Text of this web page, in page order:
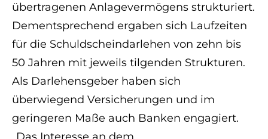
übertragenen Anlagevermögens strukturiert.
Dementsprechend ergaben sich Laufzeiten
für die Schuldscheindarlehen von zehn bis
50 Jahren mit jeweils tilgenden Strukturen.
Als Darlehensgeber haben sich
überwiegend Versicherungen und im
geringeren Maße auch Banken engagiert.